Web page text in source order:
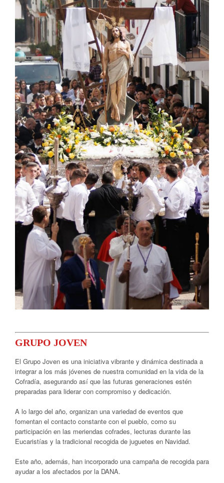
GRUPO JOVEN
El Grupo Joven es una iniciativa vibrante y dinámica destinada a
integrar a los más jóvenes de nuestra comunidad en la vida de la
Cofradía, asegurando así que las futuras generaciones estén
preparadas para liderar con compromiso y dedicación.
A lo largo del año, organizan una variedad de eventos que
fomentan el contacto constante con el pueblo, como su
participación en las meriendas cofrades, lecturas durante las
Eucaristías y la tradicional recogida de juguetes en Navidad.
Este año, además, han incorporado una campaña de recogida para
ayudar a los afectados por la DANA.